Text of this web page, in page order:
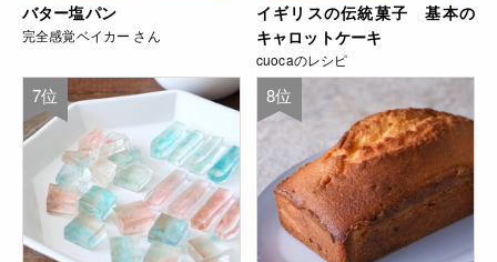
バター塩パン
完全感覚ベイカー さん
イギリスの伝統菓子 基本の
キャロットケーキ
cuocaのレシピ
7位 8位